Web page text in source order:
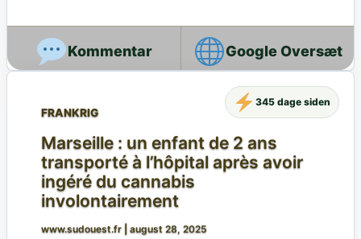
Google Oversæt
FRANKRIG
Marseille : un enfant de 2 ans
transporté à l’hôpital après avoir
ingéré du cannabis
involontairement
www.sudouest.fr august 28, 2025
345 dage siden